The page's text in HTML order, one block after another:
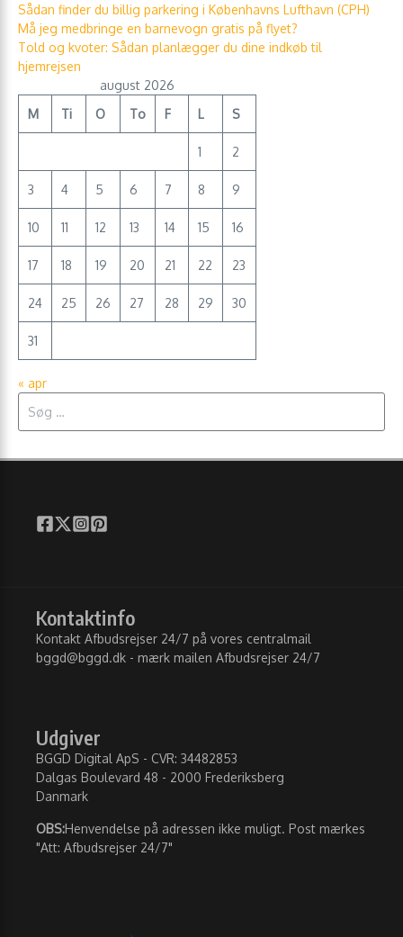
Sådan finder du billig parkering i Københavns Lufthavn (CPH)
Må jeg medbringe en barnevogn gratis på flyet?
Told og kvoter: Sådan planlægger du dine indkøb til
hjemrejsen
august 2026
M
Ti O To F L S
1 2
3 4 5 6 7 8 9
10 11 12 13 14 15 16
17 18 19 20 21 22 23
24 25 26 27 28 29 30
31
« apr
Kontaktinfo
Kontakt Afbudsrejser 24/7 på vores centralmail
bggd@bggd.dk - mærk mailen Afbudsrejser 24/7
Udgiver
BGGD Digital ApS - CVR: 34482853
Dalgas Boulevard 48 - 2000 Frederiksberg
Danmark
OBS:Henvendelse på adressen ikke muligt. Post mærkes
"Att: Afbudsrejser 24/7"